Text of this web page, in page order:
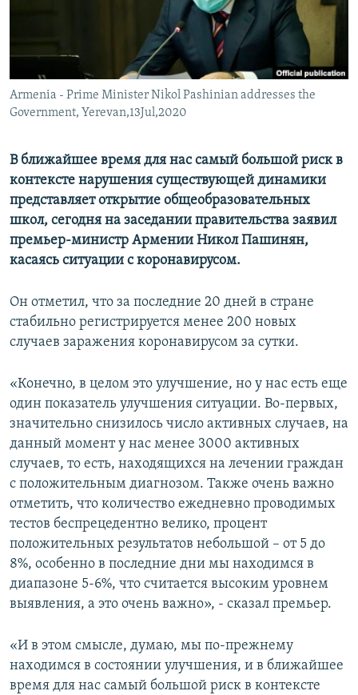
English
Русский
Armenia - Prime Minister Nikol Pashinian addresses the
Government, Yerevan,13Jul,2020
В ближайшее время для нас самый большой риск в
контексте нарушения существующей динамики
представляет открытие общеобразовательных
школ, сегодня на заседании правительства заявил
премьер-министр Армении Никол Пашинян,
касаясь ситуации с коронавирусом.
Он отметил, что за последние 20 дней в стране
стабильно регистрируется менее 200 новых
случаев заражения коронавирусом за сутки.
«Конечно, в целом это улучшение, но у нас есть еще
один показатель улучшения ситуации. Во-первых,
значительно снизилось число активных случаев, на
данный момент у нас менее 3000 активных
случаев, то есть, находящихся на лечении граждан
с положительным диагнозом. Также очень важно
отметить, что количество ежедневно проводимых
тестов беспрецедентно велико, процент
положительных результатов небольшой – от 5 до
8%, особенно в последние дни мы находимся в
диапазоне 5-6%, что считается высоким уровнем
выявления, а это очень важно», - сказал премьер.
«И в этом смысле, думаю, мы по-прежнему
находимся в состоянии улучшения, и в ближайшее
время для нас самый большой риск в контексте